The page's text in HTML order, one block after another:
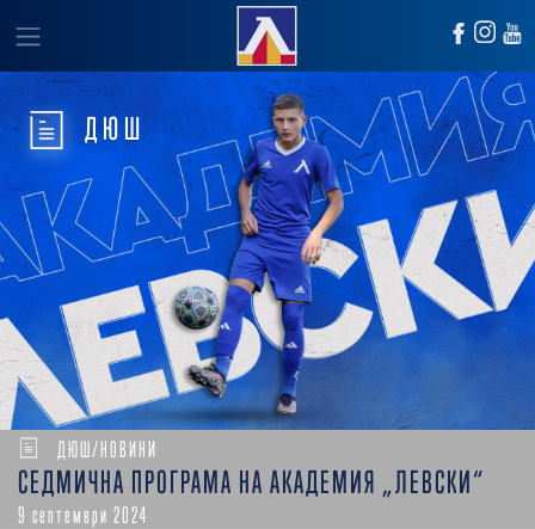
ДЮШ
ДЮШ/НОВИНИ
СЕДМИЧНА ПРОГРАМА НА АКАДЕМИЯ „ЛЕВСКИ“
9 септември 2024